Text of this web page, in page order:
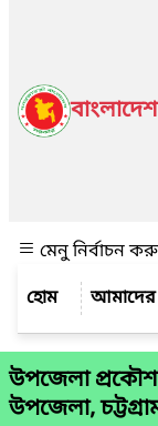
মেনু নির্বাচন
আমাদের
উপজেলা
উপজেলা,